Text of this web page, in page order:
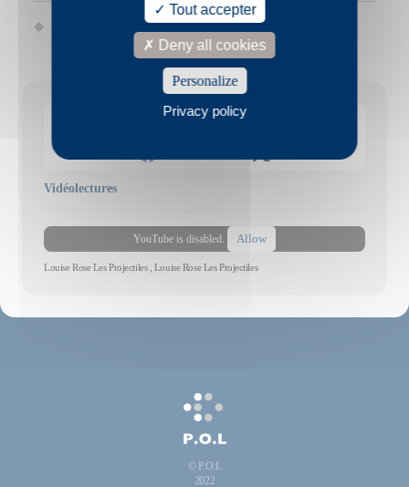
(2025) |vidéolecture
Vidéolectures
YouTube is disabled. Allow
Louise Rose Les Projectiles , Louise Rose Les Projectiles
© P.O.L
2022
Tout accepter
Deny all cookies
Personalize
Privacy policy